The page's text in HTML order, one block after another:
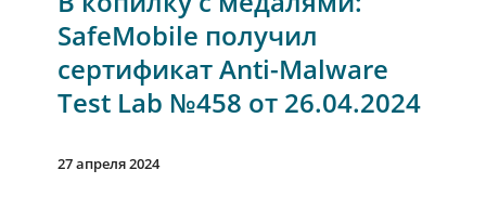
SafeMobile получил
сертификат Anti-Malware
Test Lab №458 от 26.04.2024
27 апреля 2024